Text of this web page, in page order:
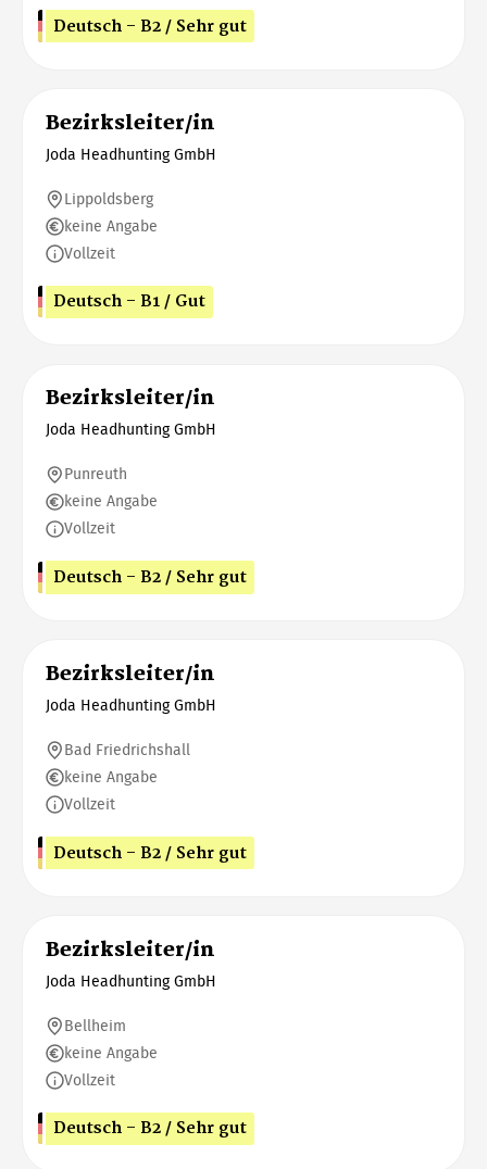
Deutsch - B2 / Sehr gut
Bezirksleiter/in
Joda Headhunting GmbH
Lippoldsberg
keine Angabe
Vollzeit
Deutsch - B1 / Gut
Bezirksleiter/in
Joda Headhunting GmbH
Punreuth
keine Angabe
Vollzeit
Deutsch - B2 / Sehr gut
Bezirksleiter/in
Joda Headhunting GmbH
Bad Friedrichshall
keine Angabe
Vollzeit
Deutsch - B2 / Sehr gut
Bezirksleiter/in
Joda Headhunting GmbH
Bellheim
keine Angabe
Vollzeit
Deutsch - B2 / Sehr gut